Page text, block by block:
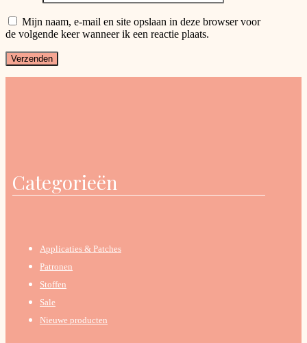
Mijn naam, e-mail en site opslaan in deze browser voor
de volgende keer wanneer ik een reactie plaats.
Categorieën
Applicaties & Patches
Patronen
Stoffen
Sale
Nieuwe producten